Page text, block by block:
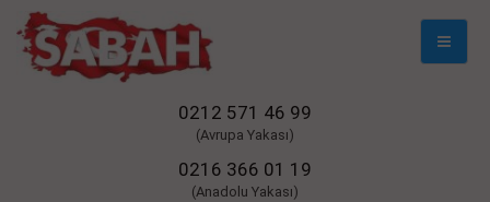
Mobil
0212 571 46 99
(Avrupa Yakası)
0216 366 01 19
(Anadolu Yakası)